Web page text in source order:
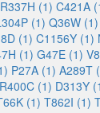
R337H (1) C421A
(1) Q36W (1)
(1) C1156Y (1)
(1) G47E (1)
P27A (1) A289T
R400C (1) D313Y
(1) T862I (1)